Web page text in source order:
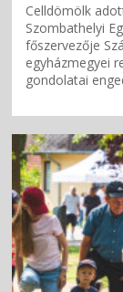
Celldömölk
Szombathelyi
főszervezője
egyházmegyei
gondolatai